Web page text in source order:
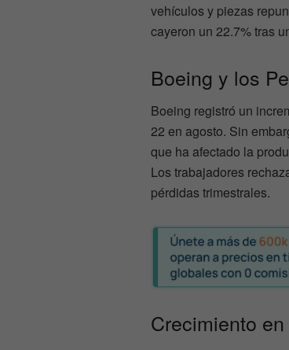
vehículos y piezas
cayeron un 22.7% tras
Boeing y los
Boeing registró un
22 en agosto. Sin
que ha afectado la
Los trabajadores
pérdidas trimestrales.
Crecimiento